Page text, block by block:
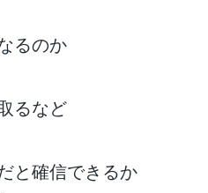
るのか
るなど
と確信できるか